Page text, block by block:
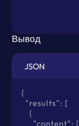
Вывод
JSON
{
  "results": [
    {
      "content": [